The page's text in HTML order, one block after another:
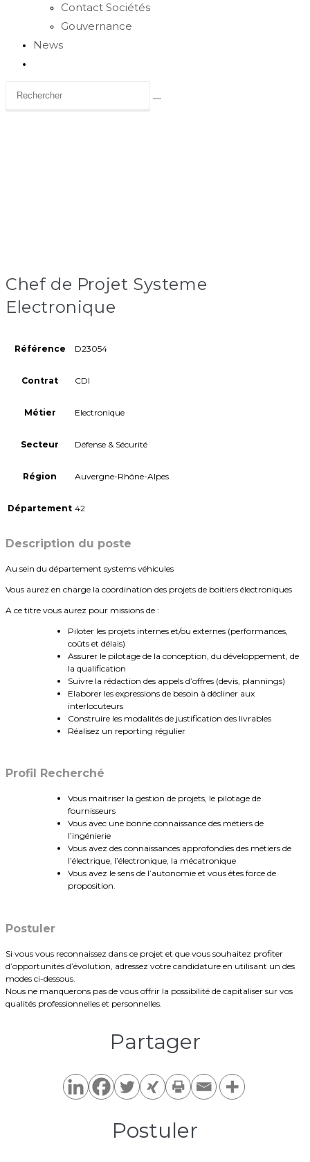
Contact Sociétés
Gouvernance
News
search
Chef de Projet Systeme
Electronique
Référence D23054
Contrat CDI
Métier Electronique
Secteur Défense & Sécurité
Région Auvergne-Rhône-Alpes
Département 42
Description du poste
Au sein du département systems véhicules
Vous aurez en charge la coordination des projets de boitiers électroniques
A ce titre vous aurez pour missions de :
Piloter les projets internes et/ou externes (performances,
coûts et délais)
Assurer le pilotage de la conception, du développement, de
la qualification
Suivre la rédaction des appels d’offres (devis, plannings)
Elaborer les expressions de besoin à décliner aux
interlocuteurs
Construire les modalités de justification des livrables
Réalisez un reporting régulier
Profil Recherché
Vous maitriser la gestion de projets, le pilotage de
fournisseurs
Vous avec une bonne connaissance des métiers de
l’ingénierie
Vous avez des connaissances approfondies des métiers de
l’électrique, l’électronique, la mécatronique
Vous avez le sens de l’autonomie et vous êtes force de
proposition.
Postuler
Si vous vous reconnaissez dans ce projet et que vous souhaitez profiter
d’opportunités d’évolution, adressez votre candidature en utilisant un des
modes ci-dessous.
Nous ne manquerons pas de vous offrir la possibilité de capitaliser sur vos
qualités professionnelles et personnelles.
Partager​
Postuler​